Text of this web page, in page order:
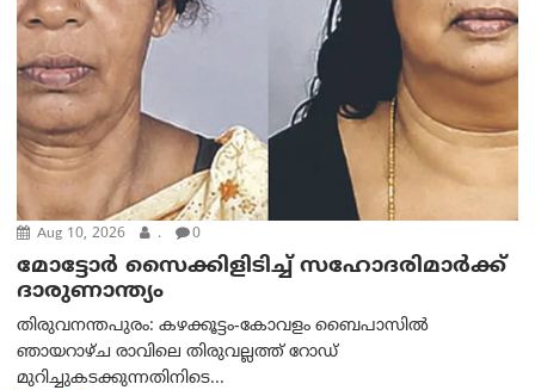
Aug 10, 2026 . 0
മോട്ടോര്‍ സൈക്കിളിടിച്ച് സഹോദരിമാര്‍ക്ക്
ദാരുണാന്ത്യം
തിരുവനന്തപുരം: കഴക്കൂട്ടം-കോവളം ബൈപാസിൽ
ഞായറാഴ്ച രാവിലെ തിരുവല്ലത്ത് റോഡ്
മുറിച്ചുകടക്കുന്നതിനിടെ...